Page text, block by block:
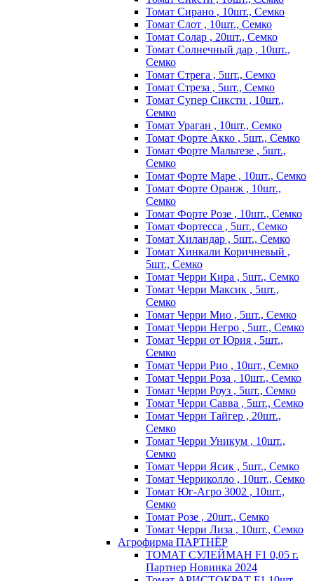
Томат Сирано , 10шт., Семко
Томат Слот , 10шт., Семко
Томат Солар , 20шт., Семко
Томат Солнечный дар , 10шт.,
Семко
Томат Стрега , 5шт., Семко
Томат Стреза , 5шт., Семко
Томат Супер Сиксти , 10шт.,
Семко
Томат Ураган , 10шт., Семко
Томат Форте Акко , 5шт., Семко
Томат Форте Мальтезе , 5шт.,
Семко
Томат Форте Маре , 10шт., Семко
Томат Форте Оранж , 10шт.,
Семко
Томат Форте Розе , 10шт., Семко
Томат Фортесса , 5шт., Семко
Томат Хиландар , 5шт., Семко
Томат Хинкали Коричневый ,
5шт., Семко
Томат Черри Кира , 5шт., Семко
Томат Черри Максик , 5шт.,
Семко
Томат Черри Мио , 5шт., Семко
Томат Черри Негро , 5шт., Семко
Томат Черри от Юрия , 5шт.,
Семко
Томат Черри Рио , 10шт., Семко
Томат Черри Роза , 10шт., Семко
Томат Черри Роуз , 5шт., Семко
Томат Черри Савва , 5шт., Семко
Томат Черри Тайгер , 20шт.,
Семко
Томат Черри Уникум , 10шт.,
Семко
Томат Черри Ясик , 5шт., Семко
Томат Черриколло , 10шт., Семко
Томат Юг-Агро 3002 , 10шт.,
Семко
Томат Розе , 20шт., Семко
Томат Черри Лиза , 10шт., Семко
Агрофирма ПАРТНЁР
ТОМАТ СУЛЕЙМАН F1 0,05 г.
Партнер Новинка 2024